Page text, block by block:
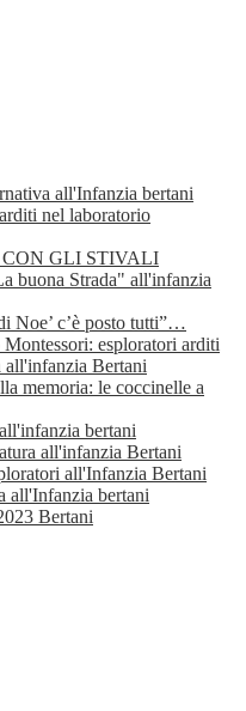
all'Infanzia bertani
nel laboratorio
GLI STIVALI
buona Strada" all'infanzia
Noe’ c’è posto tutti”…
esploratori arditi
all'infanzia Bertani
memoria: le coccinelle a
bertani
all'infanzia Bertani
all'Infanzia Bertani
all'Infanzia bertani
Bertani